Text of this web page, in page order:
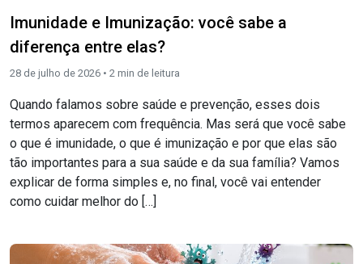
Imunidade e Imunização: você sabe a
diferença entre elas?
28 de julho de 2026 • 2 min de leitura
Quando falamos sobre saúde e prevenção, esses dois
termos aparecem com frequência. Mas será que você sabe
o que é imunidade, o que é imunização e por que elas são
tão importantes para a sua saúde e da sua família? Vamos
explicar de forma simples e, no final, você vai entender
como cuidar melhor do […]